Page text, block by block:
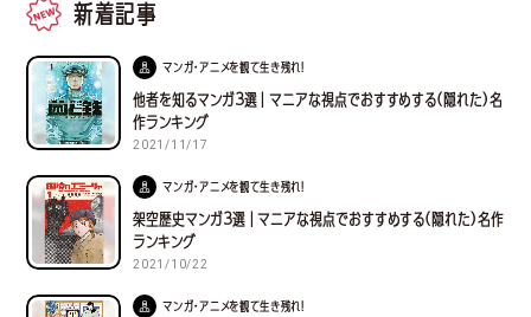
新着記事
マンガ・アニメを観て生き残れ！
他者を知るマンガ３選｜マニアな視点でおすすめする(隠れた)名
作ランキング
2021/11/17
マンガ・アニメを観て生き残れ！
架空歴史マンガ３選｜マニアな視点でおすすめする(隠れた)名作
ランキング
2021/10/22
マンガ・アニメを観て生き残れ！